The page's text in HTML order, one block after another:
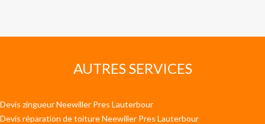
AUTRES SERVICES
Devis zingueur Neewiller Pres Lauterbour
Devis réparation de toiture Neewiller Pres Lauterbour